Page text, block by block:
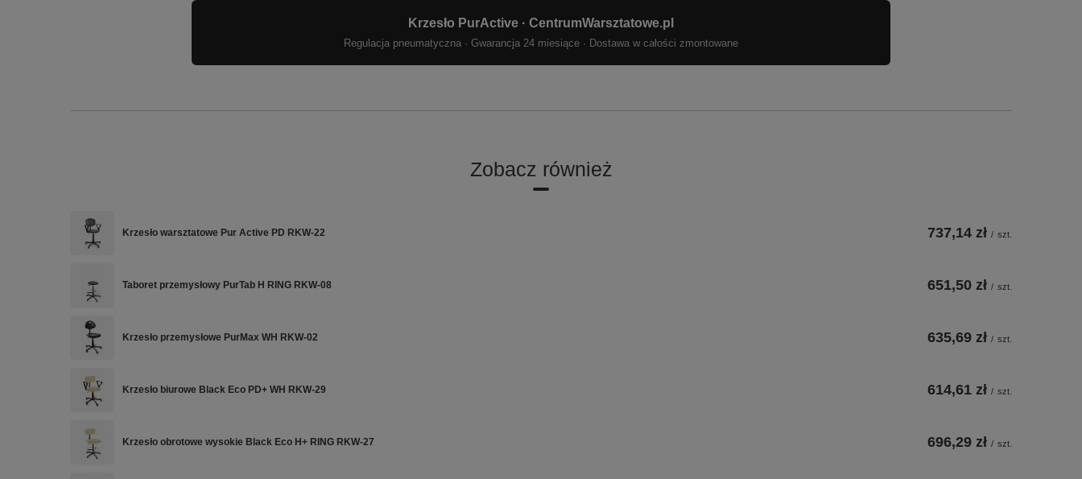
Krzesło PurActive · CentrumWarsztatowe.pl
Regulacja pneumatyczna · Gwarancja 24 miesiące · Dostawa w całości zmontowane
Zobacz również
Krzesło warsztatowe Pur Active PD RKW-22 737,14 zł / szt.
Taboret przemysłowy PurTab H RING RKW-08 651,50 zł / szt.
Krzesło przemysłowe PurMax WH RKW-02 635,69 zł / szt.
Krzesło biurowe Black Eco PD+ WH RKW-29 614,61 zł / szt.
Krzesło obrotowe wysokie Black Eco H+ RING RKW-27 696,29 zł / szt.